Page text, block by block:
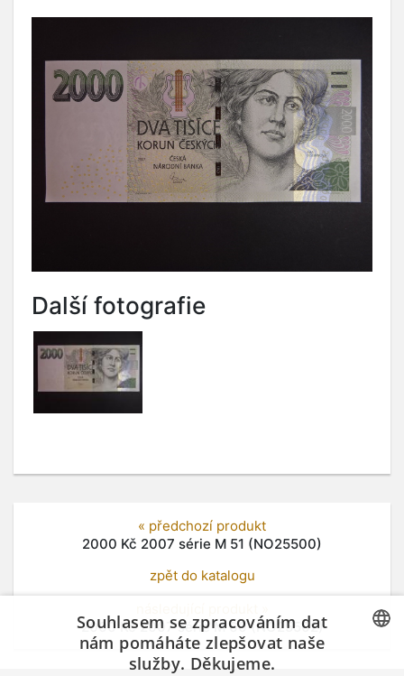
Další fotografie
« předchozí produkt
2000 Kč 2007 série M 51 (NO25500)
zpět do katalogu
2000 Kč 2007 série M 60 (NO25502)
Souhlasem se zpracováním dat
nám pomáháte zlepšovat naše
služby. Děkujeme.